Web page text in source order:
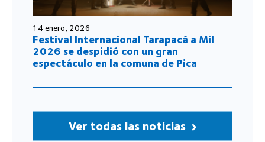
14 enero, 2026
Festival Internacional Tarapacá a Mil
2026 se despidió con un gran
espectáculo en la comuna de Pica
Ver todas las noticias